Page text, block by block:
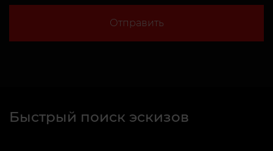
Отправить
Быстрый поиск эскизов